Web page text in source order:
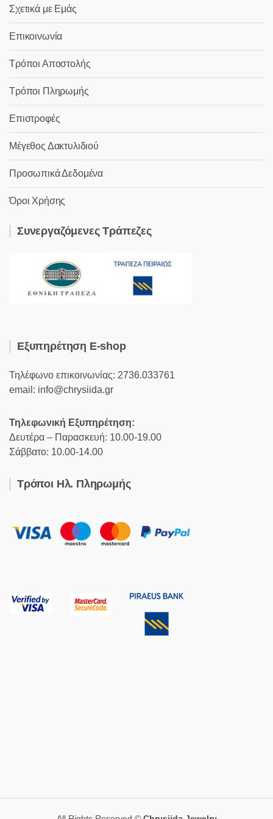
Σχετικά με Εμάς
Επικοινωνία
Τρόποι Αποστολής
Τρόποι Πληρωμής
Επιστροφές
Μέγεθος Δακτυλιδιού
Προσωπικά Δεδομένα
Όροι Χρήσης
Συνεργαζόμενες Τράπεζες
Εξυπηρέτηση E-shop
Τηλέφωνο επικοινωνίας: 2736.033761
email: info@chrysiida.gr
Τηλεφωνική Εξυπηρέτηση:
Δευτέρα – Παρασκευή: 10.00-19.00
Σάββατο: 10.00-14.00
Τρόποι Ηλ. Πληρωμής